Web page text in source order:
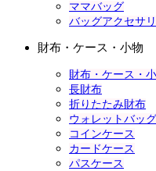
ママバッグ
バッグアクセサ
財布・ケース・小物
財布・ケース・
長財布
折りたたみ財布
ウォレットバッグ
コインケース
カードケース
パスケース